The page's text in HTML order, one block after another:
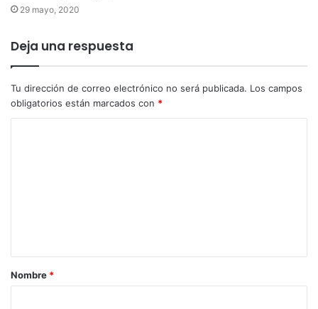
29 mayo, 2020
Deja una respuesta
Tu dirección de correo electrónico no será publicada. Los campos
obligatorios están marcados con *
Nombre *